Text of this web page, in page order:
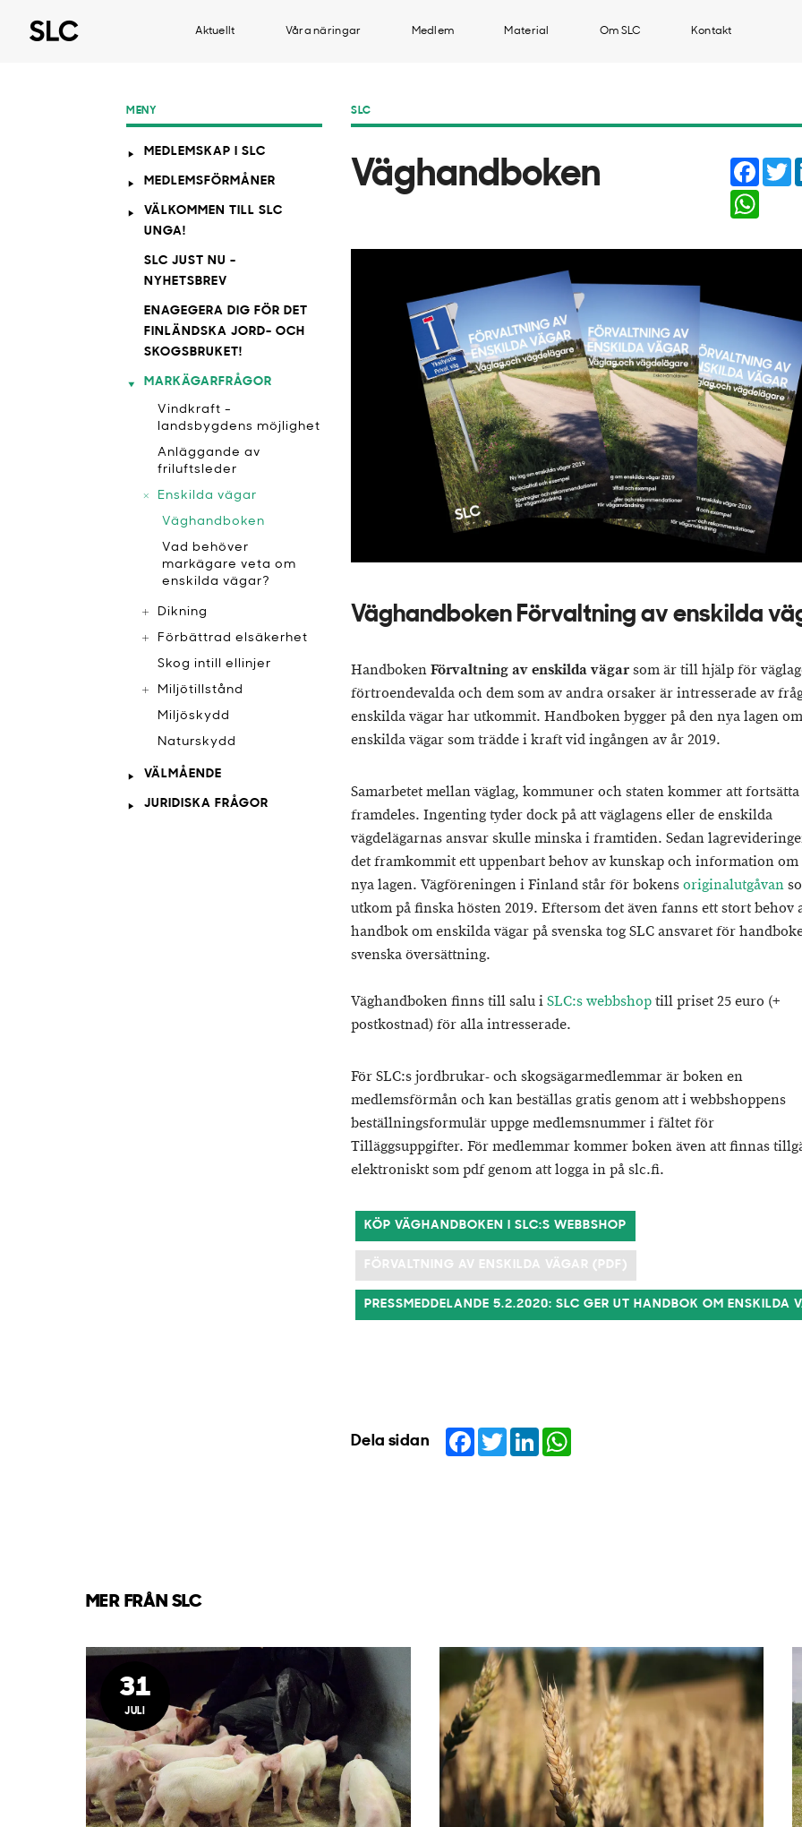
Aktuellt Våra näringar Medlem Material Om SLC Kontakt
SLC
Väghandboken
Väghandboken Förvaltning av enskilda
HandbokenFörvaltning av enskilda vägarsom är till hjälp för
förtroendevalda och dem som av andra orsaker är intresserade av
enskilda vägar har utkommit. Handboken bygger på den nya lagen om
enskilda vägar som trädde i kraft vid ingången av år 2019.
Samarbetet mellan väglag, kommuner och staten kommer att fortsätta
framdeles. Ingenting tyder dock på att väglagens eller de enskilda
vägdelägarnas ansvar skulle minska i framtiden. Sedan
det framkommit ett uppenbart behov av kunskap och information om
nya lagen. Vägföreningen i Finland står för bokensoriginalutgåvan
utkom på finska hösten 2019. Eftersom det även fanns ett stort behov
handbok om enskilda vägar på svenska tog SLC ansvaret för
svenska översättning.
Väghandboken finns till salu iSLC:s webbshoptill priset 25 euro (+
postkostnad) för alla intresserade.
För SLC:s jordbrukar- och skogsägarmedlemmar är boken en
medlemsförmån och kan beställas gratis genom att i webbshoppens
beställningsformulär uppge medlemsnummer i fältet för
Tilläggsuppgifter. För medlemmar kommer boken även att finnas
elektroniskt som pdf genom att logga in på slc.fi.
KÖP VÄGHANDBOKEN I SLC:S WEBBSHOP
FÖRVALTNING AV ENSKILDA VÄGAR (PDF)
PRESSMEDDELANDE 5.2.2020: SLC GER UT HANDBOK OM ENSKILDA
Dela sidan Facebook
TwitterLinkedIn
MENY
MEDLEMSKAP I SLC
MEDLEMSFÖRMÅNER
VÄLKOMMEN TILL SLC
UNGA!
SLC JUST NU -
NYHETSBREV
ENAGEGERA DIG FÖR DET
FINLÄNDSKA JORD- OCH
SKOGSBRUKET!
MARKÄGARFRÅGOR
Vindkraft -
landsbygdens möjlighet
Anläggande av
friluftsleder
Enskilda vägar
Väghandboken
Vad behöver
markägare veta om
enskilda vägar?
Dikning
Förbättrad elsäkerhet
Skog intill ellinjer
Miljötillstånd
Miljöskydd
Naturskydd
VÄLMÅENDE
JURIDISKA FRÅGOR
MER FRÅN SLC
31
JULI